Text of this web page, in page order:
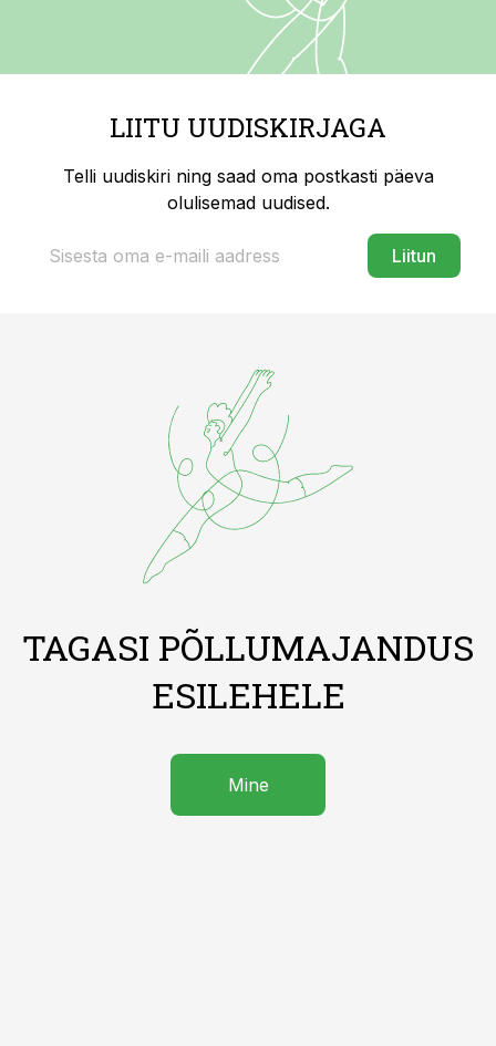
LIITU UUDISKIRJAGA
Telli uudiskiri ning saad oma postkasti päeva
olulisemad uudised.
Liitun
TAGASI PÕLLUMAJANDUS
ESILEHELE
Mine